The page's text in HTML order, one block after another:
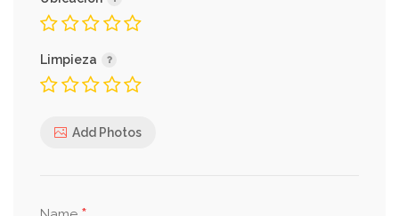
Limpieza
Add Photos